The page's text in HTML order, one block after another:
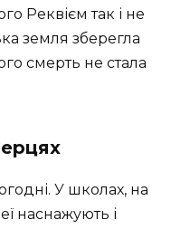
Реквієм так і не
земля зберегла
смерть не стала
У школах, на
наснажують і